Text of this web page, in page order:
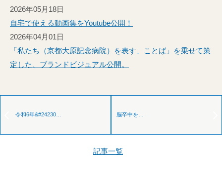
2026年05月18日
自宅で使える動画集をYoutube公開！
2026年04月01日
「私たち（京都大原記念病院）を表す、ことば」を乗せて策
定した、ブランドビジュアル公開。
令和6年&#24230… 脳卒中を…
記事一覧